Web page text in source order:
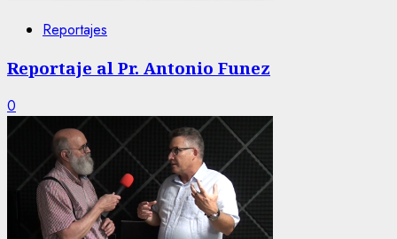
Reportajes
Reportaje al Pr. Antonio Funez
0